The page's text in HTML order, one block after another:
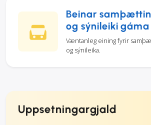
Beinar
og sýnileiki gáma
Væntanleg eining fyrir
og sýnileika.
Uppsetningargjald